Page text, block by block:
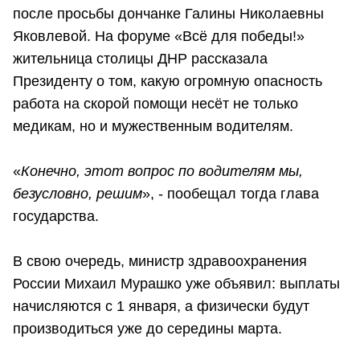
после просьбы дончанке Галины Николаевны
Яковлевой. На форуме «Всё для победы!»
жительница столицы ДНР рассказала
Президенту о том, какую огромную опасность
работа на скорой помощи несёт не только
медикам, но и мужественным водителям.
«Конечно, этот вопрос по водителям мы,
безусловно, решим», - пообещал тогда глава
государства.
В свою очередь, министр здравоохранения
России Михаил Мурашко уже объявил: выплаты
начисляются с 1 января, а физически будут
производиться уже до середины марта.